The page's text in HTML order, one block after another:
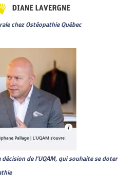
chez Ostéopathie Québec
décision de l'UQAM, qui souhaite se doter